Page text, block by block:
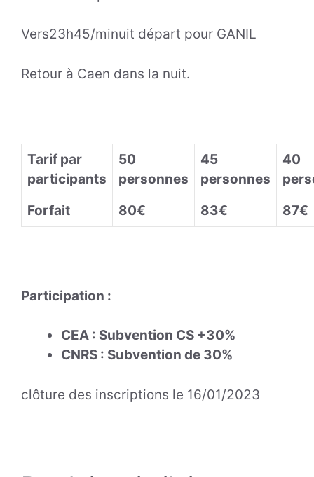
Vers23h45/minuit départ pour GANIL
Retour à Caen dans la nuit.
Tarif par
participants
50
personnes
45
personnes
40
Forfait
80€ 83€ 87€
Participation :
CEA : Subvention CS +30%
CNRS : Subvention de 30%
clôture des inscriptions le 16/01/2023